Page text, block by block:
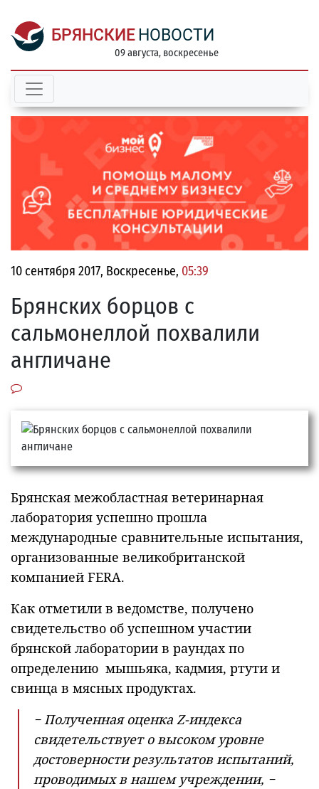
БРЯНСКИЕ НОВОСТИ
09 августа, воскресенье
10 сентября 2017, Воскресенье, 05:39
Брянских борцов с
сальмонеллой похвалили
англичане
Брянская межобластная ветеринарная
лаборатория успешно прошла
международные сравнительные испытания,
организованные великобританской
компанией FERA.
Как отметили в ведомстве, получено
свидетельство об успешном участии
брянской лаборатории в раундах по
определению мышьяка, кадмия, ртути и
свинца в мясных продуктах.
− Полученная оценка Z-индекса
свидетельствует о высоком уровне
достоверности результатов испытаний,
проводимых в нашем учреждении, −